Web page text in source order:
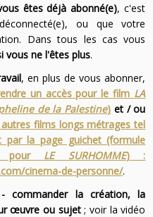
êtes déjà abonné(e), c'est
ou que votre
Dans tous les cas vous
vous ne l'êtes plus.
, en plus de vous abonner,
un accès pour le film LA
de la Palestine) et / ou
films longs métrages tel
la page guichet (formule
LE SURHOMME) :
cinema-de-personne/.
commander la création, la
œuvre ou sujet; voir la vidéo